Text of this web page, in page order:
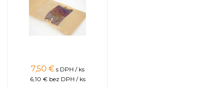
7,50 € s DPH / ks
6,10 € bez DPH / ks